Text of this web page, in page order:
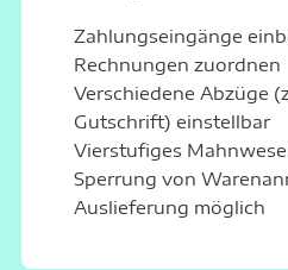
Zahlungseingänge
Rechnungen zuordnen
Verschiedene Abzüge
Gutschrift) einstellbar
Vierstufiges
Sperrung von
Auslieferung möglich